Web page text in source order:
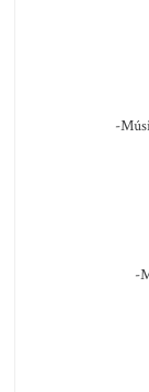
-
-